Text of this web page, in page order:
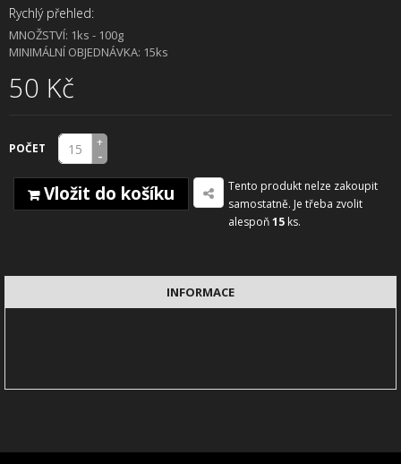
Rychlý přehled:
MNOŽSTVÍ: 1ks - 100g
MINIMÁLNÍ OBJEDNÁVKA: 15ks
50 Kč
POČET +
-
Vložit do košíku
Tento produkt nelze zakoupit
samostatně. Je třeba zvolit
alespoň15 ks.
INFORMACE